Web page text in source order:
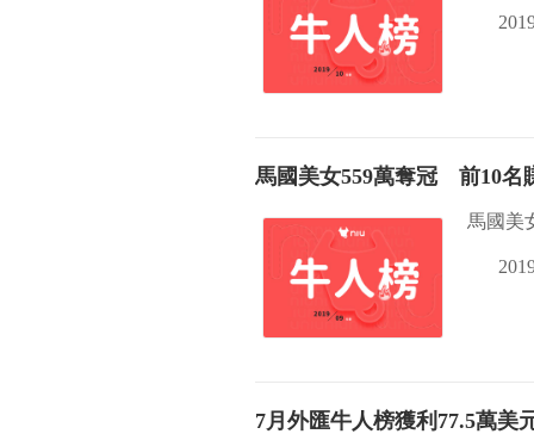
馬國美女559萬奪冠 前10名
馬國美
7月外匯牛人榜獲利77.5萬